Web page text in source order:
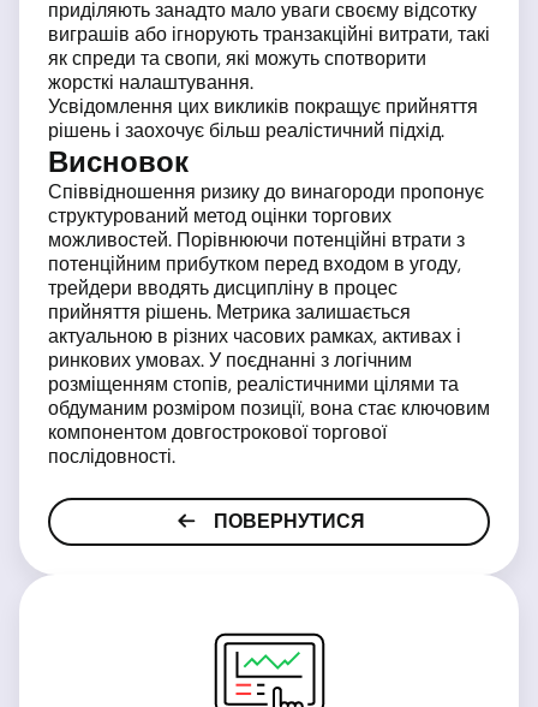
приділяють занадто мало уваги своєму відсотку
виграшів або ігнорують транзакційні витрати, такі
як спреди та свопи, які можуть спотворити
жорсткі налаштування.
Усвідомлення цих викликів покращує прийняття
рішень і заохочує більш реалістичний підхід.
Висновок
Співвідношення ризику до винагороди пропонує
структурований метод оцінки торгових
можливостей. Порівнюючи потенційні втрати з
потенційним прибутком перед входом в угоду,
трейдери вводять дисципліну в процес
прийняття рішень. Метрика залишається
актуальною в різних часових рамках, активах і
ринкових умовах. У поєднанні з логічним
розміщенням стопів, реалістичними цілями та
обдуманим розміром позиції, вона стає ключовим
компонентом довгострокової торгової
послідовності.
ПОВЕРНУТИСЯ